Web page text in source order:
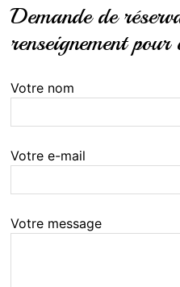
Demande de
renseignement
Votre nom
Votre e-mail
Votre message